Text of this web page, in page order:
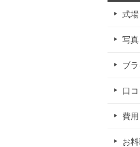
式
写真
ブ
口コ
費用
お